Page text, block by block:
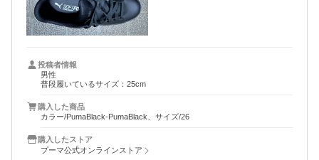
投稿者情報
男性
普段履いているサイズ：25cm
購入した商品
カラー/PumaBlack-PumaBlack、サイズ/26
購入したストア
プーマ公式オンラインストア